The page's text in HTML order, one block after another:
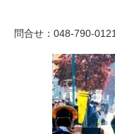
問合せ：048-790-